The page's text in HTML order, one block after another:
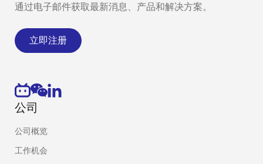
通过电子邮件获取最新消息、产品和解决方案。
立即注册
公司
公司概览
工作机会